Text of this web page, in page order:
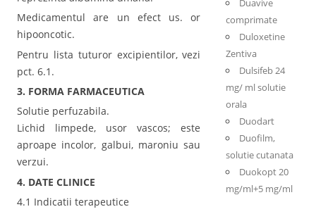
Medicamentul are un efect us. or
hipooncotic.
Pentru lista tuturor excipientilor, vezi
pct. 6.1.
3. FORMA FARMACEUTICA
Solutie perfuzabila.
Lichid limpede, usor vascos; este
aproape incolor, galbui, maroniu sau
verzui.
4. DATE CLINICE
4.1 Indicatii terapeutice
Duavive
comprimate
Duloxetine
Zentiva
Dulsifeb 24
mg/ ml solutie
orala
Duodart
Duofilm,
solutie cutanata
Duokopt 20
mg/ml+5 mg/ml